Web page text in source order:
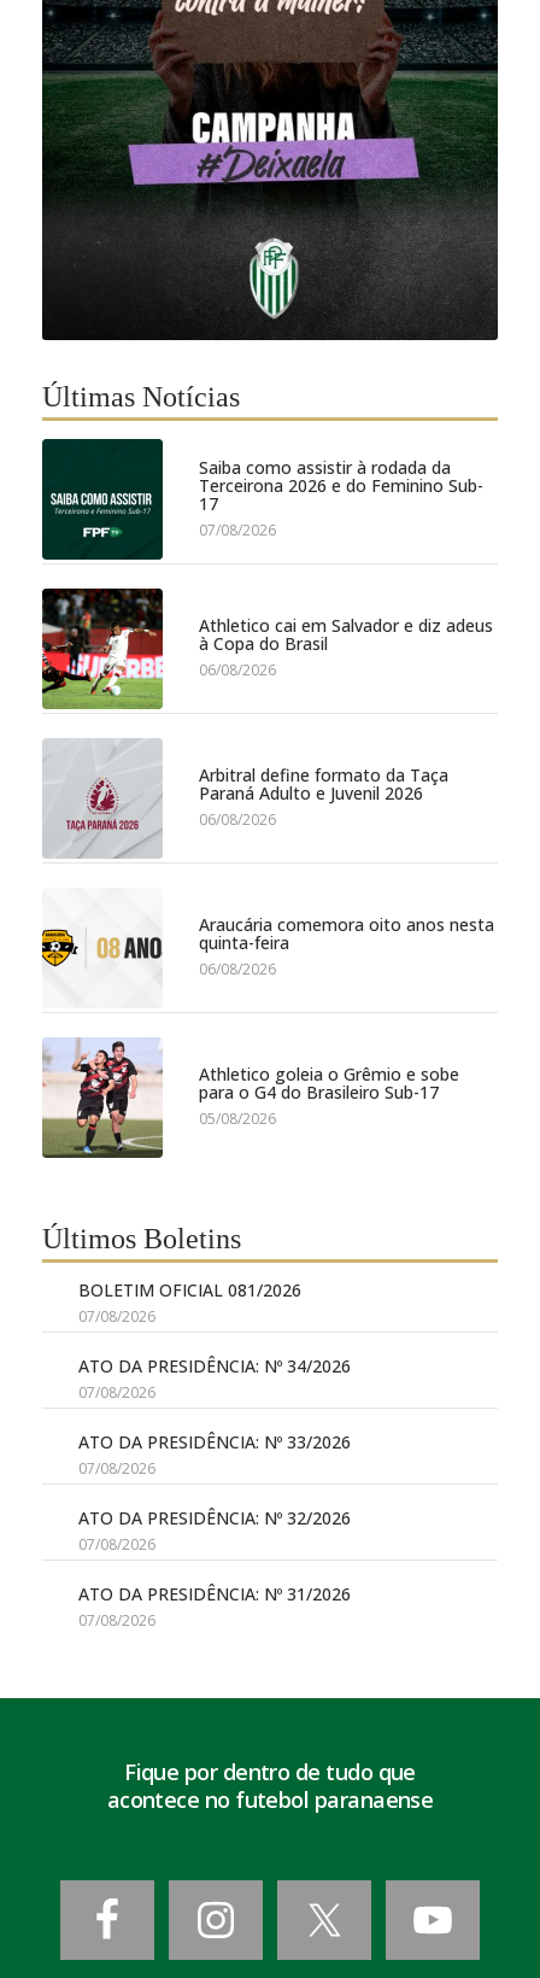
Últimas Notícias
Saiba como assistir à rodada da
Terceirona 2026 e do Feminino Sub-
17
07/08/2026
Athletico cai em Salvador e diz adeus
à Copa do Brasil
06/08/2026
Arbitral define formato da Taça
Paraná Adulto e Juvenil 2026
06/08/2026
Araucária comemora oito anos nesta
quinta-feira
06/08/2026
Athletico goleia o Grêmio e sobe
para o G4 do Brasileiro Sub-17
05/08/2026
Últimos Boletins
BOLETIM OFICIAL 081/2026
07/08/2026
ATO DA PRESIDÊNCIA: Nº 34/2026
07/08/2026
ATO DA PRESIDÊNCIA: Nº 33/2026
07/08/2026
ATO DA PRESIDÊNCIA: Nº 32/2026
07/08/2026
ATO DA PRESIDÊNCIA: Nº 31/2026
07/08/2026
Fique por dentro de tudo que
acontece no futebol paranaense